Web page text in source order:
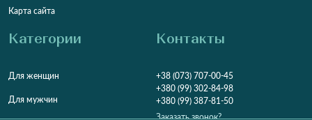
Карта сайта
Категории
Для женщин
Для мужчин
Контакты
+38 (073) 707-00-45
+380 (99) 302-84-98
+380 (99) 387-81-50
Заказать звонок?